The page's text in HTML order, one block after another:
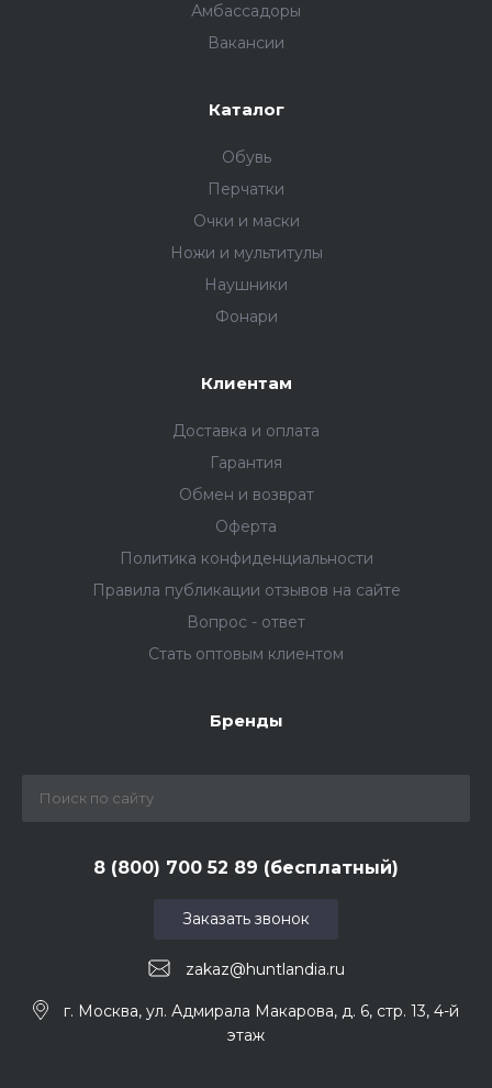
Амбассадоры
Вакансии
Каталог
Обувь
Перчатки
Очки и маски
Ножи и мультитулы
Наушники
Фонари
Клиентам
Доставка и оплата
Гарантия
Обмен и возврат
Оферта
Политика конфиденциальности
Правила публикации отзывов на сайте
Вопрос - ответ
Стать оптовым клиентом
Бренды
8 (800) 700 52 89 (бесплатный)
zakaz@huntlandia.ru
Заказать звонок
г. Москва, ул. Адмирала Макарова, д. 6, стр. 13, 4-й
этаж